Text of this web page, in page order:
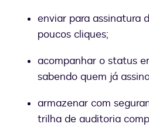
enviar para assinatura
poucos cliques;
acompanhar o status
sabendo quem já
armazenar com
trilha de auditoria